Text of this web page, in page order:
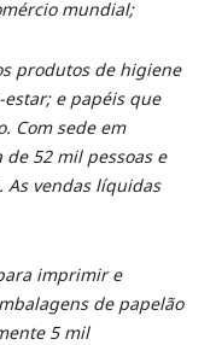
mundial;
produtos de higiene
e papéis que
Com sede em
52 mil pessoas e
As vendas líquidas
imprimir e
de papelão
5 mil